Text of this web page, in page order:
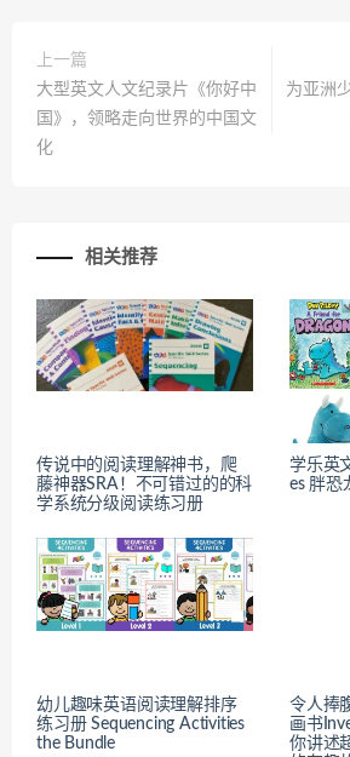
上一篇
大型英文人文纪录片《你好中
国》，领略走向世界的中国文
化
为亚洲
相关推荐
传说中的阅读理解神书，爬
藤神器SRA！不可错过的的科
学系统分级阅读练习册
学乐英
es 胖恐
幼儿趣味英语阅读理解排序
练习册 Sequencing Activities
the Bundle
令人捧
画书
你讲述